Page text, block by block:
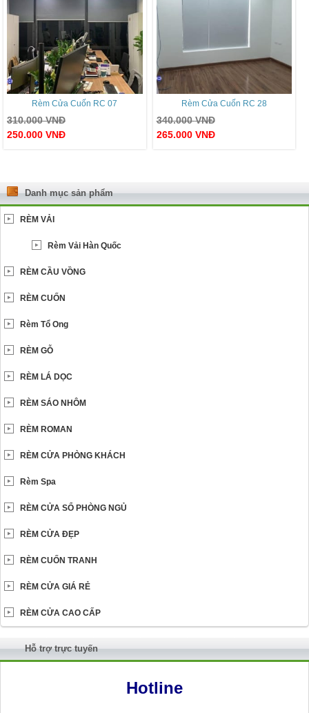
Rèm Cửa Cuốn RC 07
310.000VNĐ
250.000 VNĐ
Rèm Cửa Cuốn RC 28
340.000VNĐ
265.000 VNĐ
Danh mục sản phẩm
RÈM VẢI
Rèm Vải Hàn Quốc
RÈM CẦU VỒNG
RÈM CUỐN
Rèm Tổ Ong
RÈM GỖ
RÈM LÁ DỌC
RÈM SÁO NHÔM
RÈM ROMAN
RÈM CỬA PHÒNG KHÁCH
Rèm Spa
RÈM CỬA SỔ PHÒNG NGỦ
RÈM CỬA ĐẸP
RÈM CUỐN TRANH
RÈM CỬA GIÁ RẺ
RÈM CỬA CAO CẤP
Hỗ trợ trực tuyến
Hotline